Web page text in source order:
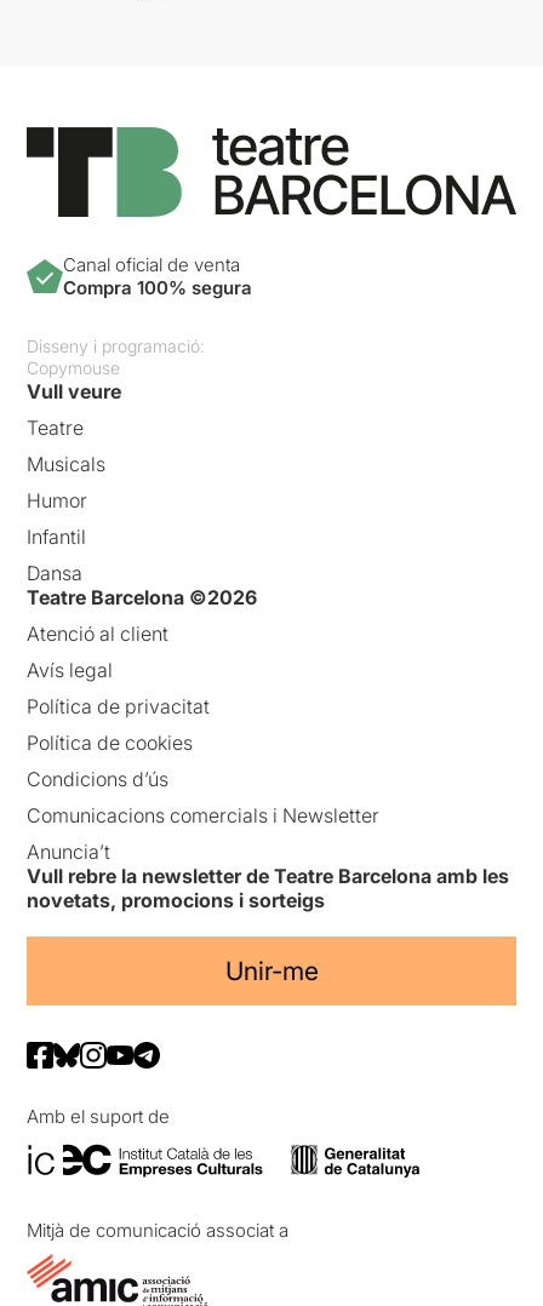
Canal oficial de venta
Compra 100% segura
Disseny i programació:
Copymouse
Vull veure
Teatre
Musicals
Humor
Infantil
Dansa
Teatre Barcelona ©2026
Atenció al client
Avís legal
Política de privacitat
Política de cookies
Condicions d’ús
Comunicacions comercials i Newsletter
Anuncia’t
Vull rebre la newsletter de Teatre Barcelona amb les
novetats, promocions i sorteigs
Unir-me
Amb el suport de
Mitjà de comunicació associat a